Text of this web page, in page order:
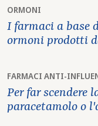
ORMONI
I farmaci a base
ormoni prodotti
FARMACI ANTI-
Per far scendere
paracetamolo o